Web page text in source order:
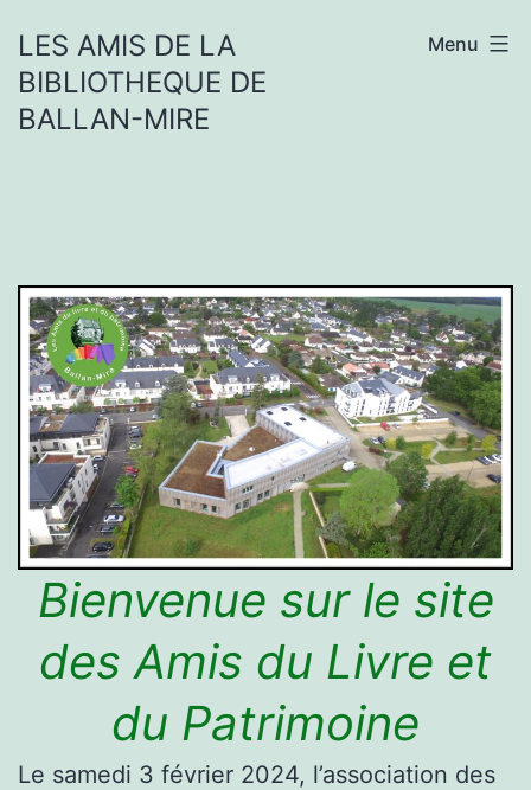
au
contenu
LES AMIS DE LA
BIBLIOTHEQUE DE
BALLAN-MIRE
Menu
Bienvenue sur le site
des Amis du Livre et
du Patrimoine
Le samedi 3 février 2024, l’association des